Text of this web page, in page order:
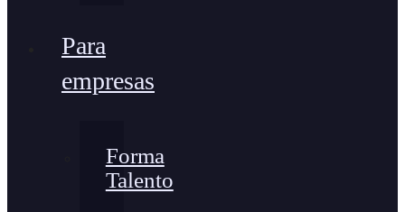
Para
empresas
Forma
Talento